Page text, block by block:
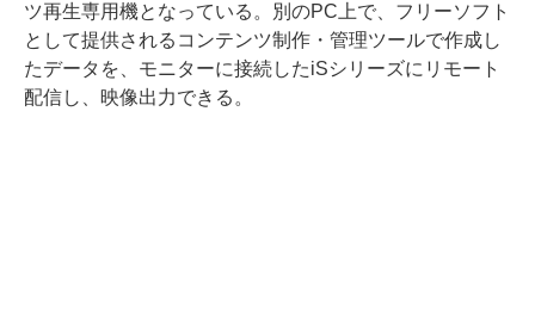
ツ再生専用機となっている。別のPC上で、フリーソフト
として提供されるコンテンツ制作・管理ツールで作成し
たデータを、モニターに接続したiSシリーズにリモート
配信し、映像出力できる。